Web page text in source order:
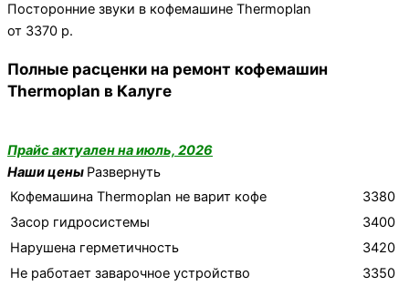
Посторонние звуки в кофемашине Thermoplan
от 3370 р.
Полные расценки на ремонт кофемашин
Thermoplan в Калуге
Прайс актуален на июль, 2026
Наши цены Развернуть
Кофемашина Thermoplan не варит кофе
3380
Засор гидросистемы
3400
Нарушена герметичность
3420
Не работает заварочное устройство
3350